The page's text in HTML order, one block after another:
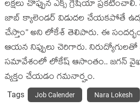
లక్షలు చొప్పున ఎక్స్ గ్రేషియా
జాబ్ క్యాలెండర్‌ విడుదల చేయకపోతే
చేస్తాం” అని లోకేశ్‌ తెలిపారు. ఈ
ఆయ‌న నిప్పులు చెరిగారు.
స‌మావేశంలో లోకేష్ ఆసాంతం.. జ‌గ‌న్
వ్య‌క్తం చేయ‌డం గ‌మ‌నార్హం.
Tags Job Calender Nara Lokesh